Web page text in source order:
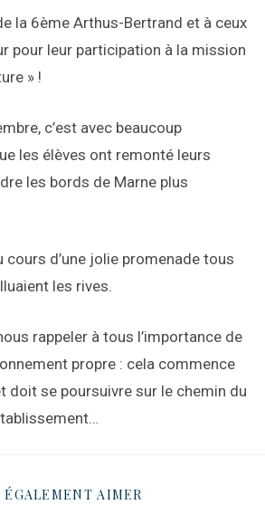
la 6ème Arthus-Bertrand et à ceux
pour leur participation à la mission
» !
c’est avec beaucoup
les élèves ont remonté leurs
les bords de Marne plus
cours d’une jolie promenade tous
les rives.
rappeler à tous l’importance de
propre : cela commence
doit se poursuivre sur le chemin du
AIMER